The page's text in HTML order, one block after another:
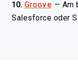
10. Groove — Am
Salesforce oder